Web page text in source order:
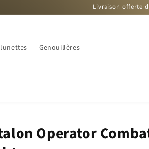
Livraison offerte dès 50€
lunettes Genouillères
Operator